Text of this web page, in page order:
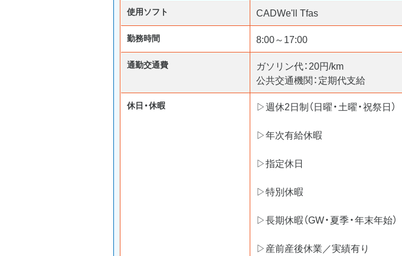
使用ソフト CADWe'll Tfas
勤務時間 8:00～17:00
通勤交通費
ガソリン代：20円/km
公共交通機関：定期代支給
休日・休暇
▷週休2日制（日曜・土曜・祝祭日）
▷年次有給休暇
▷指定休日
▷特別休暇
▷長期休暇（GW・夏季・年末年始）
▷産前産後休業／実績有り